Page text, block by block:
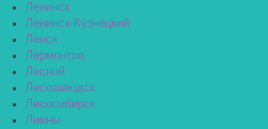
Ленинск
Ленинск-Кузнецкий
Ленск
Лермонтов
Лесной
Лесозаводск
Лесосибирск
Ливны